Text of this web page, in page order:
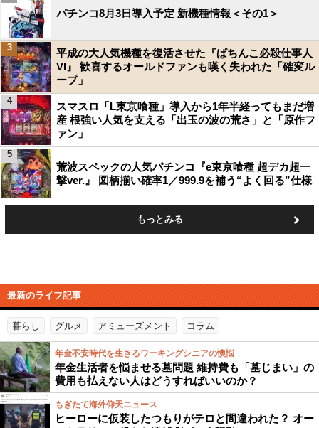
パチンコ8月3日導入予定 新機種情報＜その1＞
平成の大人気機種を復活させた『ぱちんこ必殺仕事人
VI』 歓喜するオールドファンも嘆く失われた「確変ル
ープ」
3
スマスロ「L東京喰種」導入から1年半経ってもまだ増
産 根強い人気を支える「出玉の波の荒さ」と「原作フ
ァン」
4
荒波スペックの人気パチンコ『e東京喰種 超デカ超一
撃ver.』 図柄揃い確率1／999.9を補う“よく回る”仕様
5
もっとみる
最新のライフ記事
暮らし グルメ アミューズメント コラム
年金不安時代を生きるワーキングシニアの懊悩
年金生活者を悩ませる墓問題 維持費も「墓じまい」の
費用も払えない人はどうすればいいのか？
もぎたて海外仰天ニュース
ヒーローに仮装したつもりがテロと間違われた？ オー